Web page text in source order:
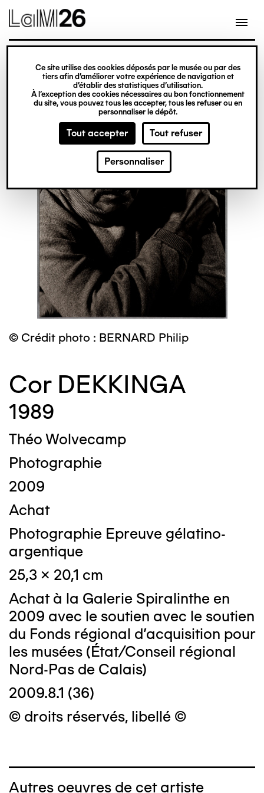
Gestion des cookies
Ce site utilise des cookies déposés par le musée ou par des
tiers afin d’améliorer votre expérience de navigation et
d’établir des statistiques d’utilisation.
À l’exception des cookies nécessaires au bon fonctionnement
du site, vous pouvez tous les accepter, tous les refuser ou en
personnaliser le dépôt.
Tout accepter Tout refuser
Personnaliser
contenu
© Crédit photo : BERNARD Philip
Cor DEKKINGA
1989
Théo Wolvecamp
Photographie
2009
Achat
Photographie Epreuve gélatino-
argentique
25,3 x 20,1 cm
Achat à la Galerie Spiralinthe en
2009 avec le soutien avec le soutien
du Fonds régional d'acquisition pour
les musées (État/Conseil régional
Nord-Pas de Calais)
2009.8.1 (36)
© droits réservés, libellé ©
Autres oeuvres de cet artiste